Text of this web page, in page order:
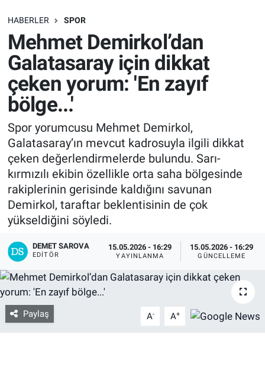
HABERLER SPOR
Mehmet Demirkol’dan
Galatasaray için dikkat
çeken yorum: 'En zayıf
bölge...'
Spor yorumcusu Mehmet Demirkol,
Galatasaray’ın mevcut kadrosuyla ilgili dikkat
çeken değerlendirmelerde bulundu. Sarı-
kırmızılı ekibin özellikle orta saha bölgesinde
rakiplerinin gerisinde kaldığını savunan
Demirkol, taraftar beklentisinin de çok
yükseldiğini söyledi.
DEMET SAROVA
EDITÖR
15.05.2026 - 16:29
YAYINLANMA
15.05.2026 - 16:29
GÜNCELLEME
Paylaş A- A+
SAĞLIK
EKONOMİ
EĞİTİM
ÖZEL HABER
Keşfet
ASTROLOJİ
MANŞET
Bize ulaşın
İletişim/Künye